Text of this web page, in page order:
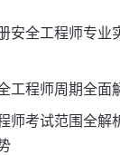
安全工程师专业
工程师周期全面
师考试范围全解